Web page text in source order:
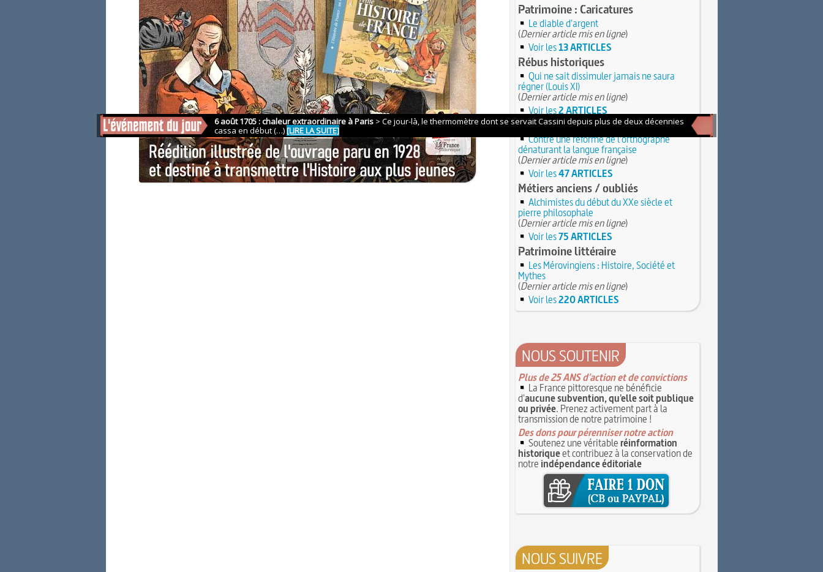
Patrimoine : Caricatures
Le diable d'argent
(Dernier article mis en ligne)
Voir les13 ARTICLES
Rébus historiques
Qui ne sait dissimuler jamais ne saura
régner (Louis XI)
(Dernier article mis en ligne)
Voir les2 ARTICLES
Institutions, Société
Contre une réforme de l'orthographe
dénaturant la langue française
(Dernier article mis en ligne)
Voir les47 ARTICLES
Métiers anciens / oubliés
Alchimistes du début du XXe siècle et
pierre philosophale
(Dernier article mis en ligne)
Voir les75 ARTICLES
Patrimoine littéraire
Les Mérovingiens : Histoire, Société et
Mythes
(Dernier article mis en ligne)
Voir les220 ARTICLES
NOUS SOUTENIR
Plus de 25 ANS d'action et de convictions
La France pittoresque ne bénéficie
d'aucune subvention, qu'elle soit publique
ou privée. Prenez activement part à la
transmission de notre patrimoine !
Des dons pour pérenniser notre action
Soutenez une véritableréinformation
historiqueet contribuez à la conservation de
notre indépendance éditoriale
NOUS SUIVRE